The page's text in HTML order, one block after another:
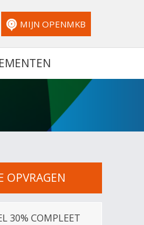
FACEBOOKTWITTER
MIJN OPENMKB
OPVRAGEN
30% COMPLEET